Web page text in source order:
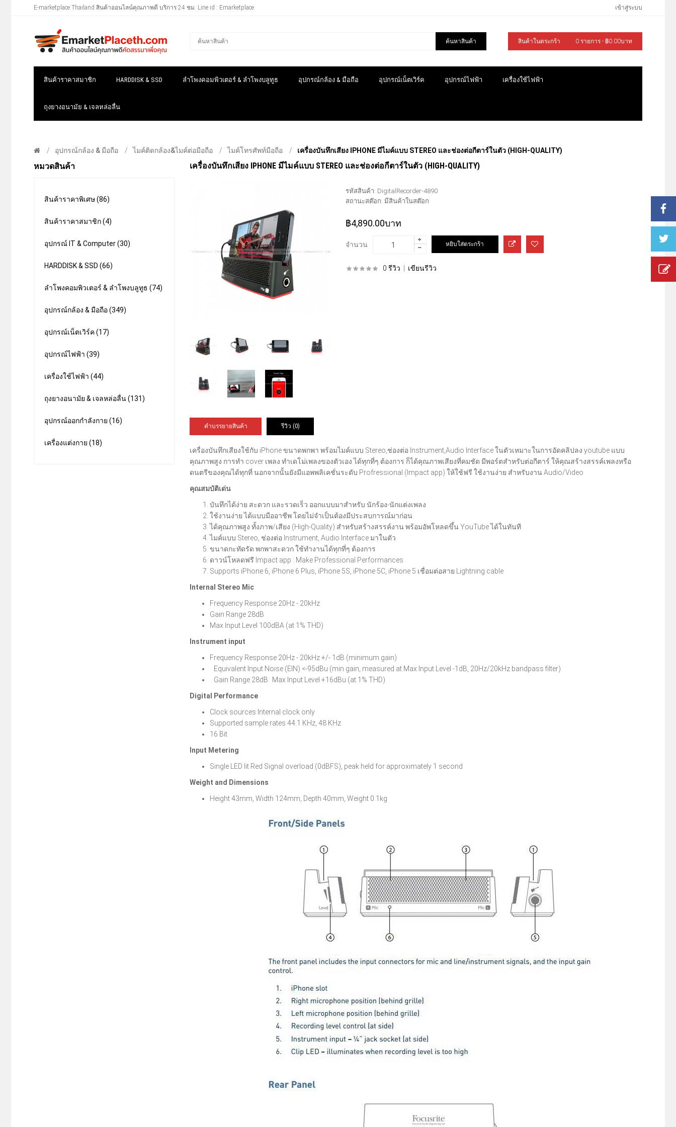
E-marketplace Thailand สินค้าออนไลน์คุณภาพดี บริการ 24 ชม. Line id : Emarketplace เข้าสู่ระบบ
ค้นหาสินค้า สินค้าในตระกร้า 0 รายการ - ฿0.00บาท
สินค้าราคาสมาชิก HARDDISK & SSD ลำโพงคอมพิวเตอร์ & ลำโพงบลูทูธ อุปกรณ์กล้อง & มือถือ อุปกรณ์เน็ตเวิร์ค อุปกรณ์ไฟฟ้า เครื่องใช้ไฟฟ้า
ถุงยางอนามัย & เจลหล่อลื่น
อุปกรณ์กล้อง & มือถือ ไมค์ติดกล้อง&ไมค์ต่อมือถือ ไมค์โทรศัพท์มือถือ เครื่องบันทึกเสียง IPHONE มีไมค์แบบ STEREO และช่องต่อกีตาร์ในตัว (HIGH-QUALITY)
หมวดสินค้า
สินค้าราคาพิเศษ (86)
สินค้าราคาสมาชิก (4)
อุปกรณ์ IT & Computer (30)
HARDDISK & SSD (66)
ลำโพงคอมพิวเตอร์ & ลำโพงบลูทูธ (74)
อุปกรณ์กล้อง & มือถือ (349)
อุปกรณ์เน็ตเวิร์ค (17)
อุปกรณ์ไฟฟ้า (39)
เครื่องใช้ไฟฟ้า (44)
ถุงยางอนามัย & เจลหล่อลื่น (131)
อุปกรณ์ออกกำลังกาย (16)
เครื่องแต่งกาย (18)
เครื่องบันทึกเสียง IPHONE มีไมค์แบบ STEREO และช่องต่อกีตาร์ในตัว (HIGH-QUALITY)
รหัสสินค้า: DigitalRecorder-4890
สถานะสต๊อก: มีสินค้าในสต๊อก
฿4,890.00บาท
จำนวน
0 รีวิว เขียนรีวิว
คำบรรยายสินค้า รีวิว (0)
เครื่องบันทึกเสียงใช้กับ iPhone ขนาดพกพา พร้อมไมค์แบบ Stereo,ช่องต่อ Instrument,Audio Interface ในตัวเหมาะในการอัดคลิปลง youtube แบบ
คุณภาพสูง การทำ cover เพลง ทำเดโม่เพลงของตัวเอง ได้ทุกที่ๆ ต้องการ ก็ได้คุณภาพเสียงที่คมชัด มีพอร์ตสำหรับต่อกีตาร์ ให้คุณสร้างสรรค์เพลงหรือ
ดนตรีของคุณได้ทุกที่ นอกจากนั้นยังมีแอพพลิเคชั่นระดับ Profressional (Impact app) ให้ใช้ฟรี ใช้งานง่าย สำหรับงาน Audio/Video
คุณสมบัติเด่น
บันทึกได้ง่าย สะดวก และรวดเร็ว ออกแบบมาสำหรับ นักร้อง-นักแต่งเพลง
ใช้งานง่าย ได้แบบมืออาชีพ โดยไม่จำเป็นต้องมีประสบการณ์มาก่อน
ได้คุณภาพสูง ทั้งภาพ/เสียง (High-Quality) สำหรับสร้างสรรค์งาน พร้อมอัพโหลดขึ้น YouTube ได้ในทันที
ไมค์แบบ Stereo, ช่องต่อ Instrument, Audio Interface มาในตัว
ขนาดกะทัดรัด พกพาสะดวก ใช้ทำงานได้ทุกที่ๆ ต้องการ
ดาวน์โหลดฟรี Impact app : Make Professional Performances
Supports iPhone 6, iPhone 6 Plus, iPhone 5S, iPhone 5C, iPhone 5 เชื่อมต่อสาย Lightning cable
Internal Stereo Mic
Frequency Response 20Hz - 20kHz
Gain Range 28dB
Max Input Level 100dBA (at 1% THD)
Instrument input
Frequency Response 20Hz - 20kHz +/- 1dB (minimum gain)
Equivalent Input Noise (EIN) <-95dBu (min gain, measured at Max Input Level -1dB, 20Hz/20kHz bandpass filter)
Gain Range 28dB Max Input Level +16dBu (at 1% THD)
Digital Performance
Clock sources Internal clock only
Supported sample rates 44.1 KHz, 48 KHz
16 Bit
Input Metering
Single LED lit Red Signal overload (0dBFS), peak held for approximately 1 second
Weight and Dimensions
Height 43mm, Width 124mm, Depth 40mm, Weight 0.1kg